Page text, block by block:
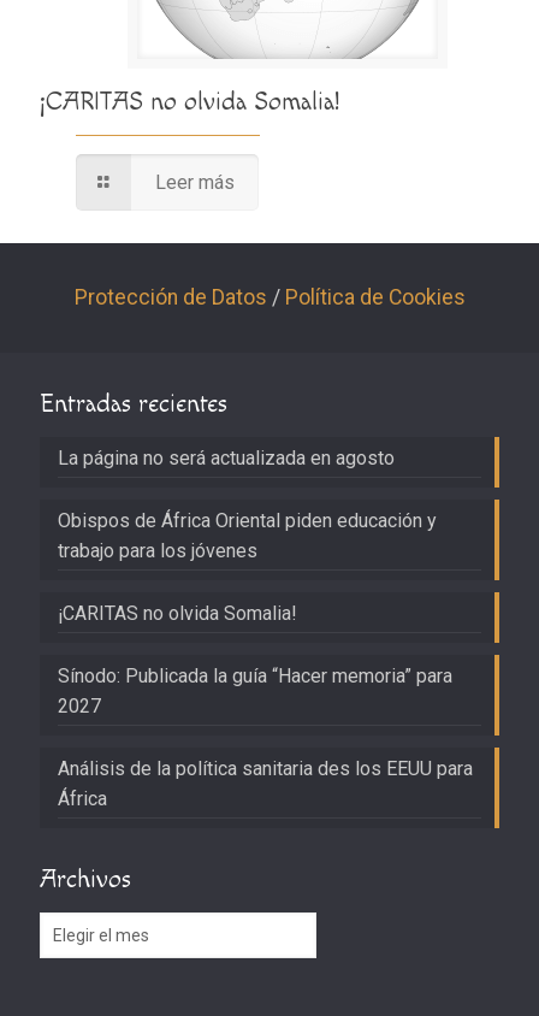
¡CARITAS no olvida Somalia!
Leer más
Protección de Datos / Política de Cookies
Entradas recientes
La página no será actualizada en agosto
Obispos de África Oriental piden educación y
trabajo para los jóvenes
¡CARITAS no olvida Somalia!
Sínodo: Publicada la guía “Hacer memoria” para
2027
Análisis de la política sanitaria des los EEUU para
África
Archivos
Archivos